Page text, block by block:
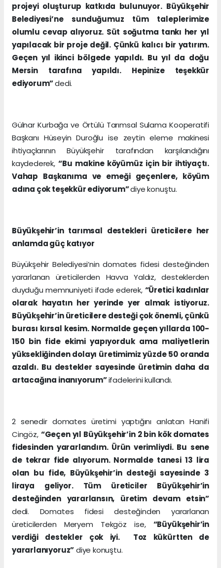
projeyi oluşturup katkıda bulunuyor. Büyükşehir
Belediyesi’ne sunduğumuz tüm taleplerimize
olumlu cevap alıyoruz. Süt soğutma tankı her yıl
yapılacak bir proje değil. Çünkü kalıcı bir yatırım.
Geçen yıl ikinci bölgede yapıldı. Bu yıl da doğu
Mersin tarafına yapıldı. Hepinize teşekkür
ediyorum”dedi.
Gülnar Kurbağa ve Örtülü Tarımsal Sulama Kooperatifi
Başkanı Hüseyin Duroğlu ise zeytin eleme makinesi
ihtiyaçlarının Büyükşehir tarafından karşılandığını
kaydederek,“Bu makine köyümüz için bir ihtiyaçtı.
Vahap Başkanıma ve emeği geçenlere, köyüm
adına çok teşekkür ediyorum”diye konuştu.
Büyükşehir’in tarımsal destekleri üreticilere her
anlamda güç katıyor
Büyükşehir Belediyesi’nin domates fidesi desteğinden
yararlanan üreticilerden Havva Yaldız, desteklerden
duyduğu memnuniyeti ifade ederek, “Üretici kadınlar
olarak hayatın her yerinde yer almak istiyoruz.
Büyükşehir’in üreticilere desteği çok önemli, çünkü
burası kırsal kesim. Normalde geçen yıllarda 100-
150 bin fide ekimi yapıyorduk ama maliyetlerin
yüksekliğinden dolayı üretimimiz yüzde 50 oranda
azaldı. Bu destekler sayesinde üretimin daha da
artacağına inanıyorum”ifadelerini kullandı.
2 senedir domates üretimi yaptığını anlatan Hanifi
Cingöz, “Geçen yıl Büyükşehir’in 2 bin kök domates
fidesinden yararlandım. Ürün verimliydi. Bu sene
de tekrar fide alıyorum. Normalde tanesi 13 lira
olan bu fide, Büyükşehir’in desteği sayesinde 3
liraya geliyor. Tüm üreticiler Büyükşehir’in
desteğinden yararlansın, üretim devam etsin”
dedi. Domates fidesi desteğinden yararlanan
üreticilerden Meryem Tekgöz ise, “Büyükşehir’in
verdiği destekler çok iyi. Toz kükürtten de
yararlanıyoruz”diye konuştu.